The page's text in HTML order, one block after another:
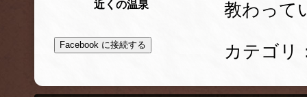
近くの温泉
Facebook に接続する
教わって
カテゴリ